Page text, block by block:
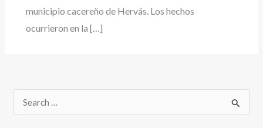
municipio cacereño de Hervás. Los hechos
ocurrieron en la […]